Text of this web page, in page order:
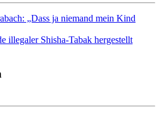
„Dass ja niemand mein Kind
illegaler Shisha-Tabak hergestellt